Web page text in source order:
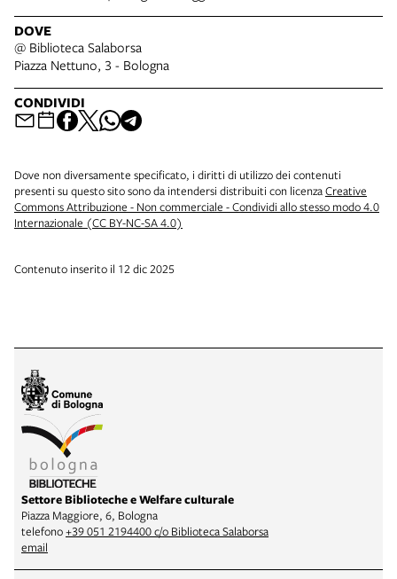
DOVE
@ Biblioteca Salaborsa
Piazza Nettuno, 3 - Bologna
CONDIVIDI
Dove non diversamente specificato, i diritti di utilizzo dei contenuti
presenti su questo sito sono da intendersi distribuiti con licenzaCreative
Commons Attribuzione - Non commerciale - Condividi allo stesso modo 4.0
Internazionale (CC BY-NC-SA 4.0)
Contenuto inserito il 12 dic 2025
Settore Biblioteche e Welfare culturale
Piazza Maggiore, 6, Bologna
telefono+39 051 2194400 c/o Biblioteca Salaborsa
email